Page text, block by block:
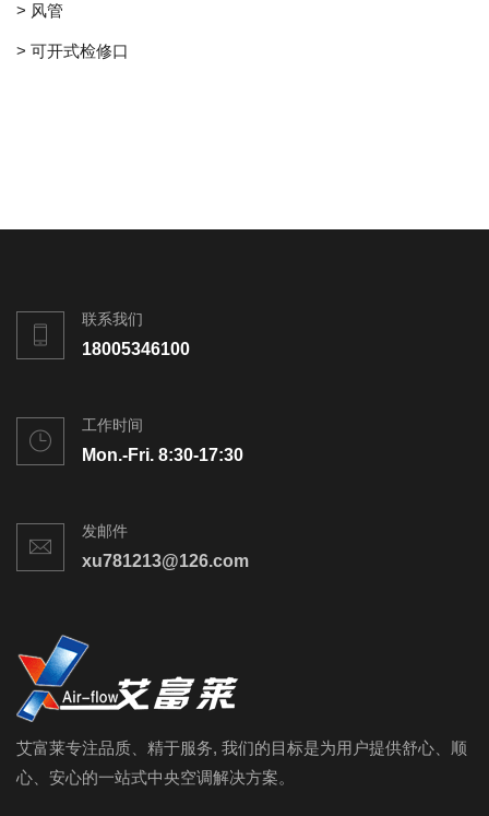
> 风管
> 可开式检修口
联系我们
18005346100
工作时间
Mon.-Fri. 8:30-17:30
发邮件
xu781213@126.com
艾富莱专注品质、精于服务, 我们的目标是为用户提供舒心、顺
心、安心的一站式中央空调解决方案。